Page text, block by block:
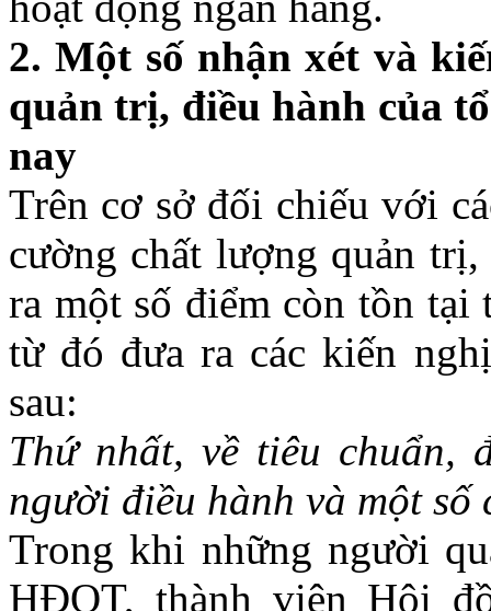
2. Một số nhận xét và
quản trị, điều hành của
nay
Trên cơ sở đối chiếu với
cường chất lượng quản
ra một số điểm còn tồn
từ đó đưa ra các kiến
sau:
Thứ nhất, về tiêu chuẩn,
người điều hành và một số
Trong khi những người
HĐQT, thành viên Hội